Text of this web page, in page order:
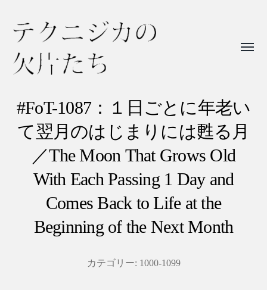
ク
ニ
ジ
#FoT-1087：１日ごとに年老い
て翌月のはじまりには甦る月
／The Moon That Grows Old
With Each Passing 1 Day and
Comes Back to Life at the
Beginning of the Next Month
カテゴリー: 1000-1099